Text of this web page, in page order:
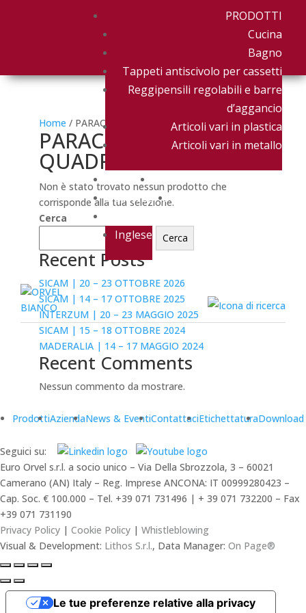
PRODOTTI
Cucina
Bagno
Tappeti antiscivolo per cassetti
Reggipensili regolabili e barre
d’aggancio
Articoli vari in plastica
Articoli vari in metallo
AZIENDA
NEWS & EVENTI
DOWNLOADCONTATTACI
Inglese
Home / PARACOLPI ADESIVI QUADRATI
PARACOLPI ADESIVI
QUADRATI
Non è stato trovato nessun prodotto che
corrisponde alla tua selezione.
Cerca
Cerca
Recent Posts
SICAM | 20 – 23 OTTOBRE 2026
SICAM | 14 – 17 OTTOBRE 2025
INTERZUM | 20 – 23 MAGGIO 2025
SICAM | 15 – 18 OTTOBRE 2024
MADERALIA | 14 – 17 MAGGIO 2024
Recent Comments
Nessun commento da mostrare.
ProdottiAziendaNews & EventiContattaciEtichettaturaDownload
Seguici su:
Euro Orvel s.r.l. a socio unico – Via Della Sbrozzola, 3 – 60021
Camerano (AN) Italy – Reg. Imprese ANCONA: IT 00999280423 –
Cap. Soc. € 100.000 – Tel. +39 071 731496 | + 39 071 732200 – Fax
+39 071 731190
Privacy Policy | Cookie Policy | Whistleblowing
Visual & Development: Lithos S.r.l., Data Manager: On Page®
Le tue preferenze relative alla privacy